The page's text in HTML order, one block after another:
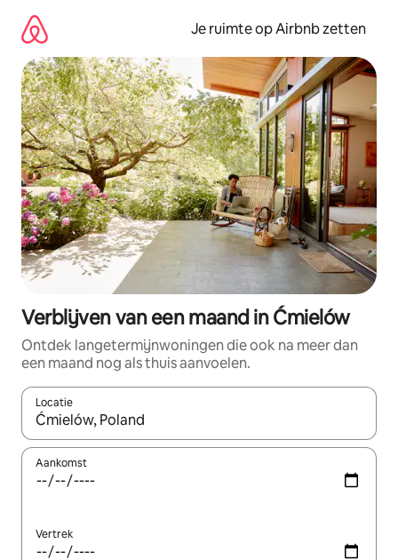
direct
naar
inhoud
Je ruimte op Airbnb zetten
Verblijven van een maand in Ćmielów
Ontdek langetermijnwoningen die ook na meer dan
een maand nog als thuis aanvoelen.
Locatie
Wanneer er suggesties beschikbaar zijn, maak je een keuze
Aankomst
Vertrek